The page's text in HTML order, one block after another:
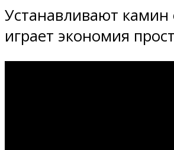
Устанавливают
играет экономия